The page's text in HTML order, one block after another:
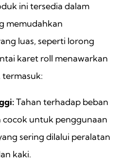
ini tersedia dalam
memudahkan
luas, seperti lorong
karet roll menawarkan
Tahan terhadap beban
cocok untuk penggunaan
sering dilalui peralatan
kaki.